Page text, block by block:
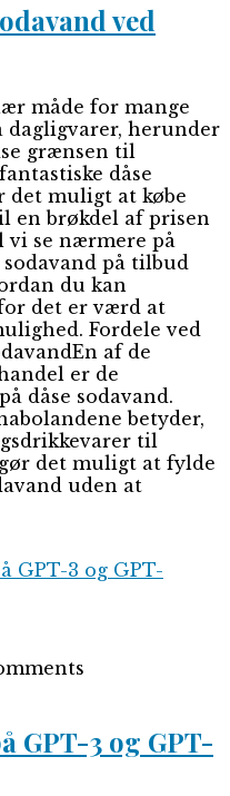
ved
måde for mange
dagligvarer, herunder
grænsen til
dåse
det muligt at købe
en brøkdel af prisen
vi se nærmere på
på tilbud
du kan
det er værd at
Fordele ved
af de
er de
dåse sodavand.
betyder,
til
det muligt at fylde
uden at
GPT-3 og GPT-